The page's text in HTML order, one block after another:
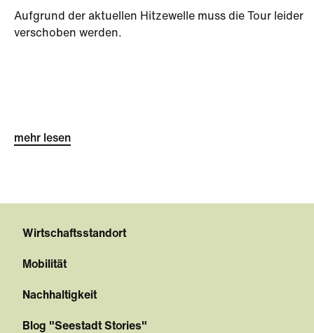
Aufgrund der aktuellen Hitzewelle muss die Tour leider
verschoben werden.
mehr lesen
Wirtschaftsstandort
Mobilität
Nachhaltigkeit
Blog "Seestadt Stories"